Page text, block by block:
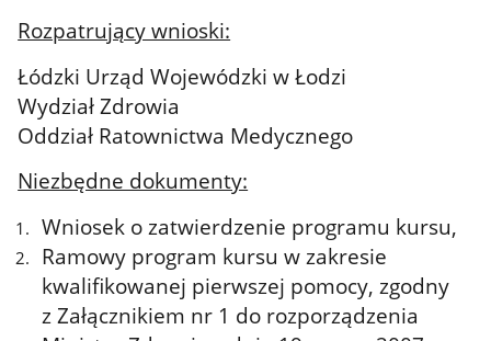
Rozpatrujący wnioski:
Łódzki Urząd Wojewódzki w Łodzi
Wydział Zdrowia
Oddział Ratownictwa Medycznego
Niezbędne dokumenty:
Wniosek o zatwierdzenie programu kursu,
Ramowy program kursu w zakresie
kwalifikowanej pierwszej pomocy, zgodny
z Załącznikiem nr 1 do rozporządzenia